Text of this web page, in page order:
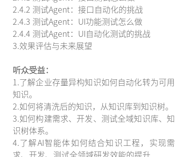
2.4.2 测试Agent：接口自动化的挑战
2.4.3 测试Agent：UI功能测试怎么做
2.4.4 测试Agent：UI自动化测试的挑战
3.效果评估与未来展望
听众受益：
1.了解企业存量异构知识如何自动化转为可用
知识。
2.如何将清洗后的知识，从知识库到知识树。
3.如何构建需求、开发、测试全域知识库、知
识树体系。
4.了解AI智能体如何结合知识工程，实现需
求、开发、测试全领域研发效能的提升